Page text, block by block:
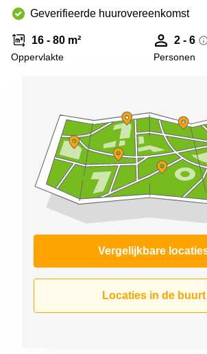
Hilversum
Coworking
space
Zwolle
Kantoor
Hengelo
Bedrijfsruimte
Huren in
Nijmegen
Geverifieerde huurovereenkomst
16 - 80 m²
Oppervlakte
2 - 6
Personen
Vergelijkbare
Locaties in de buurt